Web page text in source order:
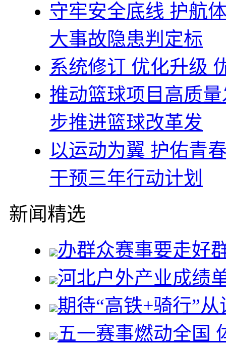
守牢安全底线 护航
大事故隐患判定标
系统修订 优化升级
推动篮球项目高质
步推进篮球改革发
以运动为翼 护佑青
干预三年行动计划
新闻精选
办群众赛事要走好
河北户外产业成绩
期待“高铁+骑行”
五一赛事燃动全国